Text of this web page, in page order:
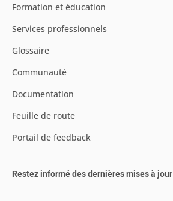
Formation et éducation
Services professionnels
Glossaire
Communauté
Documentation
Feuille de route
Portail de feedback
Restez informé des dernières mises à jour